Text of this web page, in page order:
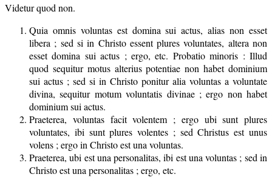
Videtur quod non.
Quia omnis voluntas est domina sui actus, alias non esset
libera ; sed si in Christo essent plures voluntates, altera non
esset domina sui actus ; ergo, etc. Probatio minoris : Illud
quod sequitur motus alterius potentiae non habet dominium
sui actus ; sed si in Christo ponitur alia voluntas a voluntate
divina, sequitur motum voluntatis divinae ; ergo non habet
dominium sui actus.
Praeterea, voluntas facit volentem ; ergo ubi sunt plures
voluntates, ibi sunt plures volentes ; sed Christus est unus
volens ; ergo in Christo est una voluntas.
Praeterea, ubi est una personalitas, ibi est una voluntas ; sed in
Christo est una personalitas ; ergo, etc.